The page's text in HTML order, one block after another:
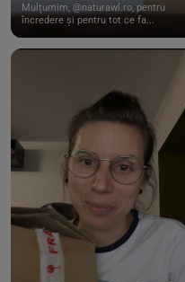
Mulțumim, @naturawl.ro, pentru
încredere și pentru tot ce fa...